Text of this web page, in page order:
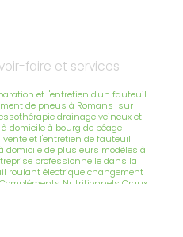
faire et services
et l'entretien d'un fauteuil
de pneus à Romans-sur-
drainage veineux et
domicile à bourg de péage |
et l'entretien de fauteuil
domicile de plusieurs modèles à
professionnelle dans la
roulant électrique changement
Compléments Nutritionnels Oraux